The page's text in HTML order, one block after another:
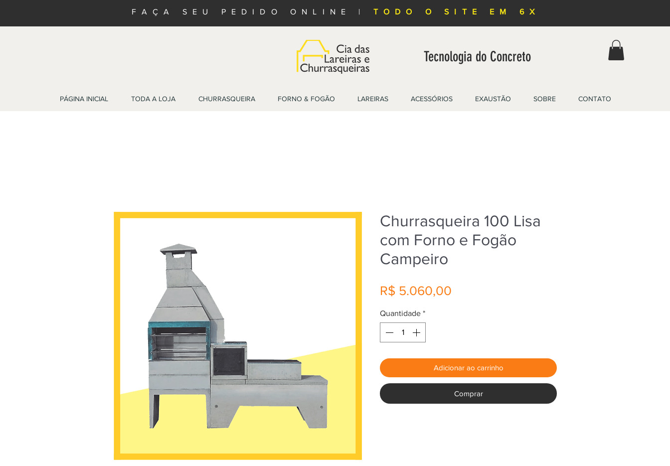
FAÇA SEU PEDIDO ONLINE | TODO O SITE EM 6X
Tecnologia do Concreto
PÁGINA INICIAL TODA A LOJA CHURRASQUEIRA FORNO & FOGÃO LAREIRAS ACESSÓRIOS EXAUSTÃO SOBRE CONTATO
Churrasqueira 100 Lisa
com Forno e Fogão
Campeiro
R$ 5.060,00
Quantidade *
Adicionar ao carrinho
Comprar